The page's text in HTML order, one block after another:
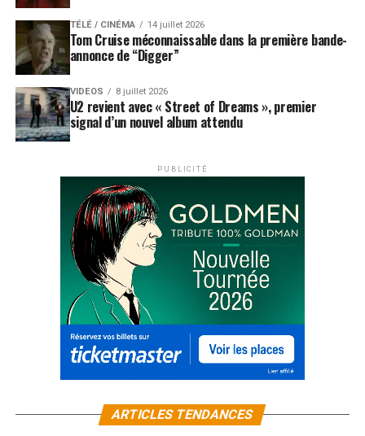
TÉLÉ / CINÉMA 14 juillet 2026
Tom Cruise méconnaissable dans la première bande-
annonce de “Digger”
VIDEOS 8 juillet 2026
U2 revient avec « Street of Dreams », premier
signal d’un nouvel album attendu
PUBLICITÉ
ARTICLES TENDANCES